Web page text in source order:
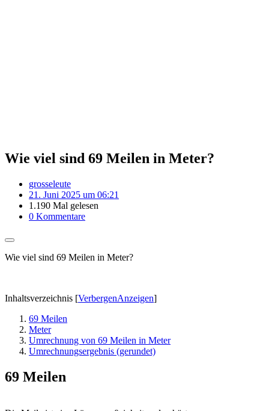
Wie viel sind 69 Meilen in Meter?
grosseleute
21. Juni 2025 um 06:21
1.190 Mal gelesen
0 Kommentare
Wie viel sind 69 Meilen in Meter?
Inhaltsverzeichnis [VerbergenAnzeigen]
69 Meilen
Meter
Umrechnung von 69 Meilen in Meter
Umrechnungsergebnis (gerundet)
69 Meilen